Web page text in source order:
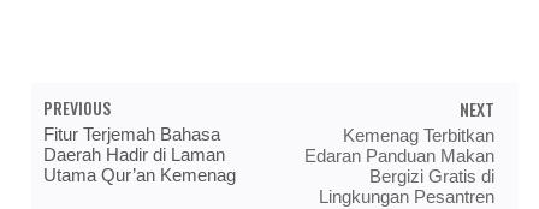
PREVIOUS
Fitur Terjemah Bahasa
Daerah Hadir di Laman
Utama Qur’an Kemenag
NEXT
Kemenag Terbitkan
Edaran Panduan Makan
Bergizi Gratis di
Lingkungan Pesantren